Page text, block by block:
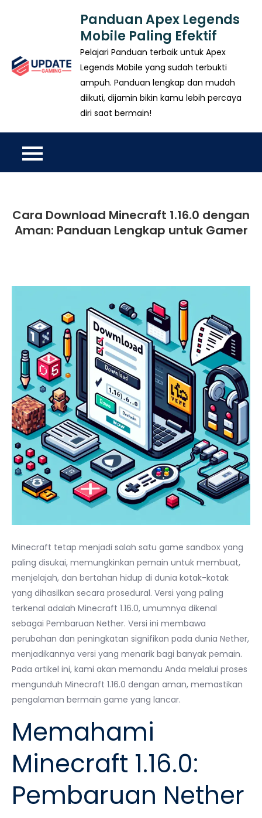
Panduan Apex Legends
Mobile Paling Efektif
Pelajari Panduan terbaik untuk Apex
Legends Mobile yang sudah terbukti
ampuh. Panduan lengkap dan mudah
diikuti, dijamin bikin kamu lebih percaya
diri saat bermain!
Cara Download Minecraft 1.16.0 dengan
Aman: Panduan Lengkap untuk Gamer
Minecraft tetap menjadi salah satu game sandbox yang
paling disukai, memungkinkan pemain untuk membuat,
menjelajah, dan bertahan hidup di dunia kotak-kotak
yang dihasilkan secara prosedural. Versi yang paling
terkenal adalah Minecraft 1.16.0, umumnya dikenal
sebagai Pembaruan Nether. Versi ini membawa
perubahan dan peningkatan signifikan pada dunia Nether,
menjadikannya versi yang menarik bagi banyak pemain.
Pada artikel ini, kami akan memandu Anda melalui proses
mengunduh Minecraft 1.16.0 dengan aman, memastikan
pengalaman bermain game yang lancar.
Memahami
Minecraft 1.16.0:
Pembaruan Nether